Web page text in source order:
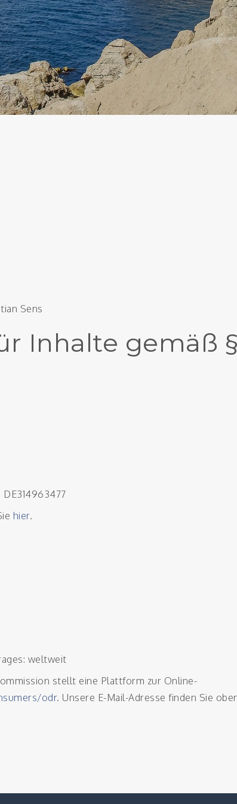
Sens
Inhalte gemäß §
hier.
weltweit
stellt eine Plattform zur Online-
odr. Unsere E-Mail-Adresse finden Sie